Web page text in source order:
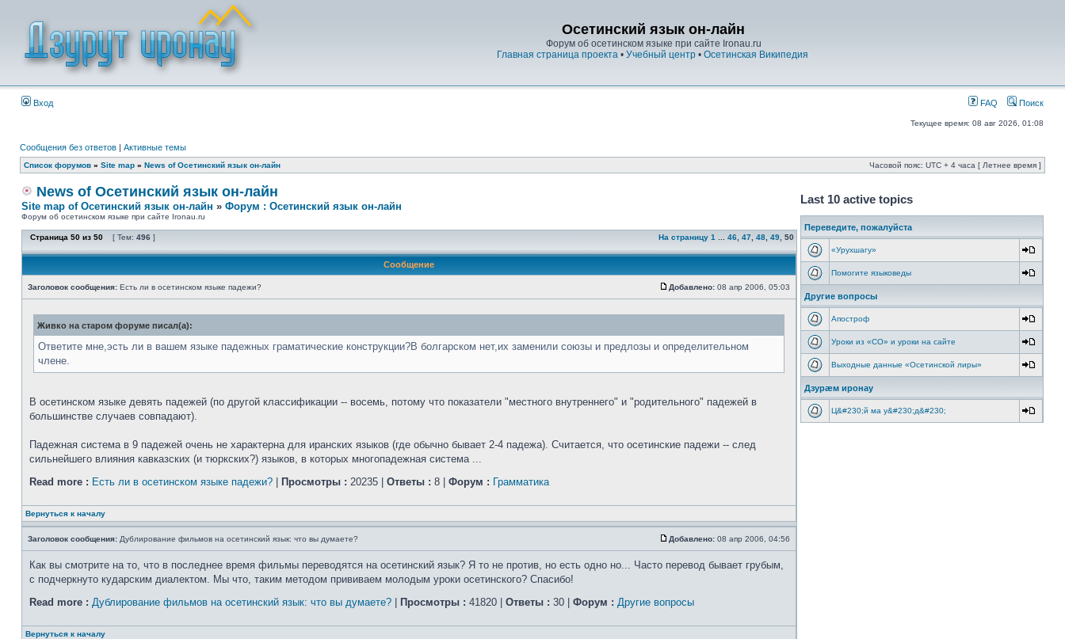
Осетинский язык он-лайн
Форум об осетинском языке при сайте Ironau.ru
Главная страница проекта • Учебный центр • Осетинская Википедия
Вход FAQ Поиск
Текущее время: 08 авг 2026, 01:08
Сообщения без ответов | Активные темы
Список форумов » Site map » News of Осетинский язык он-лайн Часовой пояс: UTC + 4 часа [ Летнее время ]
News of Осетинский язык он-лайн
Site map of Осетинский язык он-лайн » Форум : Осетинский язык он-лайн
Форум об осетинском языке при сайте Ironau.ru
Страница 50 из 50 [ Тем: 496 ] На страницу 1 46 47 48 49 50
Сообщение
Заголовок сообщения: Есть ли в осетинском языке падежи? Добавлено: 08 апр 2006, 05:03
Живко на старом форуме писал(а):
Ответите мне,эсть ли в вашем языке падежных граматические конструкции?В болгарском нет,их заменили союзы и предлозы и определительном
члене.
В осетинском языке девять падежей (по другой классификации -- восемь, потому что показатели "местного внутреннего" и "родительного" падежей в
большинстве случаев совпадают).
Падежная система в 9 падежей очень не характерна для иранских языков (где обычно бывает 2-4 падежа). Считается, что осетинские падежи -- след
сильнейшего влияния кавказских (и тюркских?) языков, в которых многопадежная система ...
Read more : Есть ли в осетинском языке падежи? Просмотры : 20235 | Ответы : 8 | Форум : Грамматика
Вернуться к началу
Заголовок сообщения: Дублирование фильмов на осетинский язык: что вы думаете? Добавлено: 08 апр 2006, 04:56
Как вы смотрите на то, что в последнее время фильмы переводятся на осетинский язык? Я то не против, но есть одно но... Часто перевод бывает грубым,
с подчеркнуто кударским диалектом. Мы что, таким методом прививаем молодым уроки осетинского? Спасибо!
Read more : Дублирование фильмов на осетинский язык: что вы думаете? Просмотры : 41820 | Ответы : 30 | Форум : Другие вопросы
Вернуться к началу
Last 10 active topics
Переведите, пожалуйста
«Урухшагу»
Помогите языковеды
Другие вопросы
Апостроф
Уроки из «СО» и уроки на сайте
Выходные данные «Осетинской лиры»
Дзурæм иронау
Ц&#230;й ма у&#230;д&#230;